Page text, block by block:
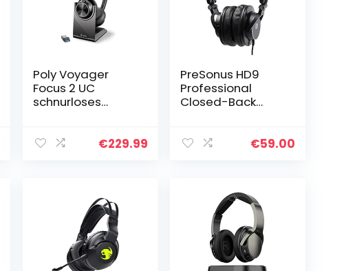
Poly Voyager
Focus 2 UC
schnurloses
(Plantronics) –
€229.99
PreSonus HD9
Professional
Closed-Back
€59.00